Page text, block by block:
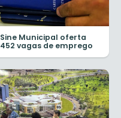
Sine Municipal oferta
452 vagas de emprego